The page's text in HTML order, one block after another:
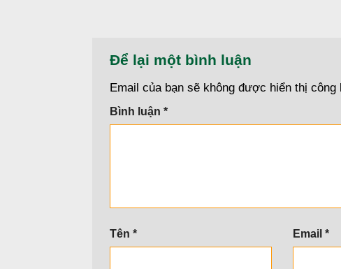
Để lại một bình luận
Email của bạn sẽ không được hiển thị công
Bình luận *
Tên * Email *